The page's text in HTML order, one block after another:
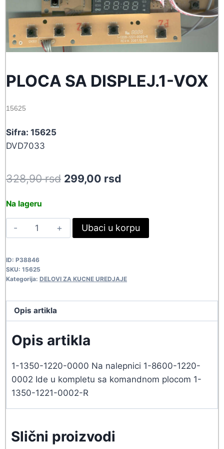
PLOCA SA DISPLEJ.1-VOX
15625
Sifra: 15625
DVD7033
328,90rsd Original
328,90 rsd.
299,00 rsd
299,00 rsd.
Na lageru
PLOCA
SA
VOX
15625
Ubaci u korpu
ID: P38846
SKU: 15625
Kategorija: DELOVI ZA KUCNE UREDJAJE
Opis artikla
Opis artikla
1-1350-1220-0000 Na nalepnici 1-8600-1220-
0002 Ide u kompletu sa komandnom plocom 1-
1350-1221-0002-R
Slični proizvodi